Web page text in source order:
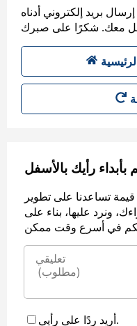
بريد إلكتروني أدناه
بأبداء رأيك بالأسفل
قيمة تساعدنا على تطوير
ونرد عليها، بناء على
أريد ردًا على رأيي.